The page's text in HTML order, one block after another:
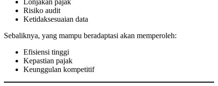
Lonjakan pajak
Risiko audit
Ketidaksesuaian data
Sebaliknya, yang mampu beradaptasi akan memperoleh:
Efisiensi tinggi
Kepastian pajak
Keunggulan kompetitif